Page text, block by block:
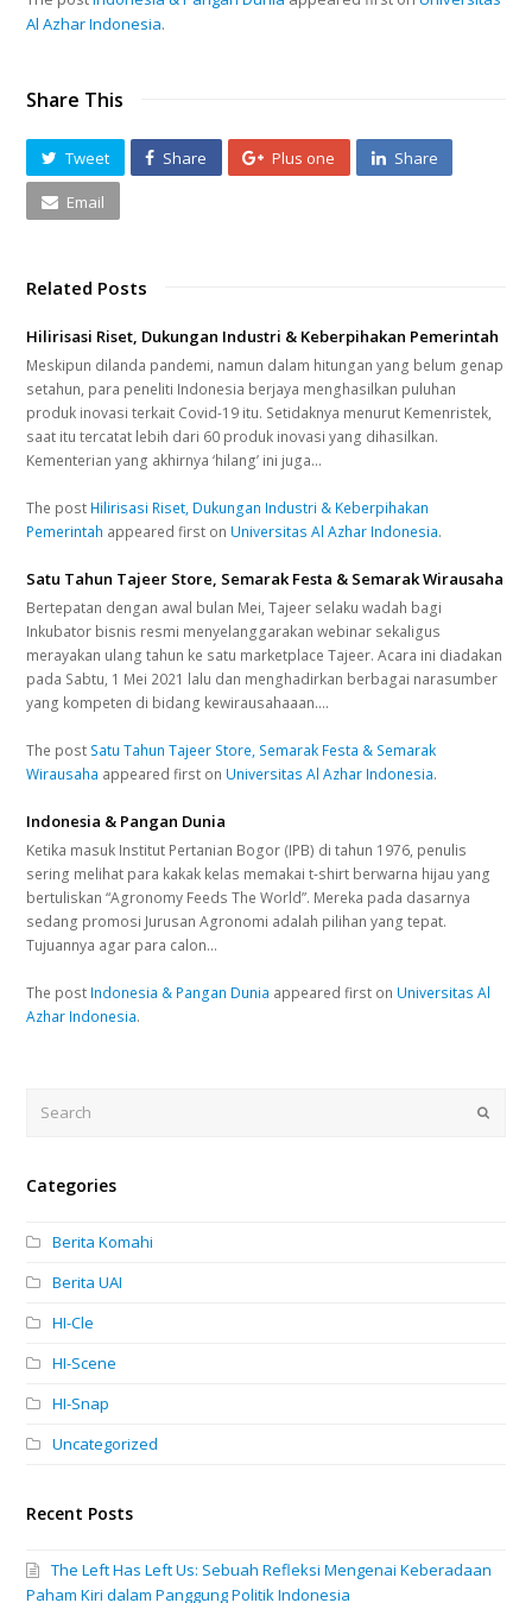
Al Azhar Indonesia.
Share This
Tweet Share Plus one Share
Email
Related Posts
Hilirisasi Riset, Dukungan Industri & Keberpihakan Pemerintah
Meskipun dilanda pandemi, namun dalam hitungan yang belum genap
setahun, para peneliti Indonesia berjaya menghasilkan puluhan
produk inovasi terkait Covid-19 itu. Setidaknya menurut Kemenristek,
saat itu tercatat lebih dari 60 produk inovasi yang dihasilkan.
Kementerian yang akhirnya ‘hilang’ ini juga…
The post Hilirisasi Riset, Dukungan Industri & Keberpihakan
Pemerintah appeared first on Universitas Al Azhar Indonesia.
Satu Tahun Tajeer Store, Semarak Festa & Semarak Wirausaha
Bertepatan dengan awal bulan Mei, Tajeer selaku wadah bagi
Inkubator bisnis resmi menyelanggarakan webinar sekaligus
merayakan ulang tahun ke satu marketplace Tajeer. Acara ini diadakan
pada Sabtu, 1 Mei 2021 lalu dan menghadirkan berbagai narasumber
yang kompeten di bidang kewirausahaaan.…
The post Satu Tahun Tajeer Store, Semarak Festa & Semarak
Wirausaha appeared first on Universitas Al Azhar Indonesia.
Indonesia & Pangan Dunia
Ketika masuk Institut Pertanian Bogor (IPB) di tahun 1976, penulis
sering melihat para kakak kelas memakai t-shirt berwarna hijau yang
bertuliskan “Agronomy Feeds The World”. Mereka pada dasarnya
sedang promosi Jurusan Agronomi adalah pilihan yang tepat.
Tujuannya agar para calon…
The post Indonesia & Pangan Dunia appeared first on Universitas Al
Azhar Indonesia.
Submit
Categories
Berita Komahi
Berita UAI
HI-Cle
HI-Scene
HI-Snap
Uncategorized
Recent Posts
The Left Has Left Us: Sebuah Refleksi Mengenai Keberadaan
Paham Kiri dalam Panggung Politik Indonesia